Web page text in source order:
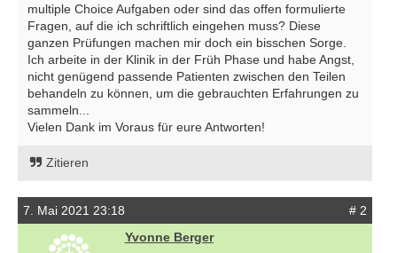
multiple Choice Aufgaben oder sind das offen formulierte
Fragen, auf die ich schriftlich eingehen muss? Diese
ganzen Prüfungen machen mir doch ein bisschen Sorge.
Ich arbeite in der Klinik in der Früh Phase und habe Angst,
nicht genügend passende Patienten zwischen den Teilen
behandeln zu können, um die gebrauchten Erfahrungen zu
sammeln...
Vielen Dank im Voraus für eure Antworten!
Zitieren
7. Mai 2021 23:18
# 2
Yvonne Berger